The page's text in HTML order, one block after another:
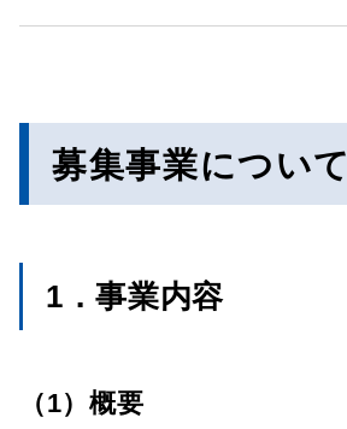
募集事業について
1．事業内容
（1）概要